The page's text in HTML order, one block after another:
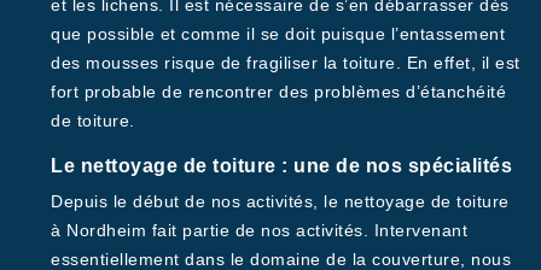
et les lichens. Il est nécessaire de s’en débarrasser dès
que possible et comme il se doit puisque l’entassement
des mousses risque de fragiliser la toiture. En effet, il est
fort probable de rencontrer des problèmes d’étanchéité
de toiture.
Le nettoyage de toiture : une de nos spécialités
Depuis le début de nos activités, le nettoyage de toiture
à Nordheim fait partie de nos activités. Intervenant
essentiellement dans le domaine de la couverture, nous